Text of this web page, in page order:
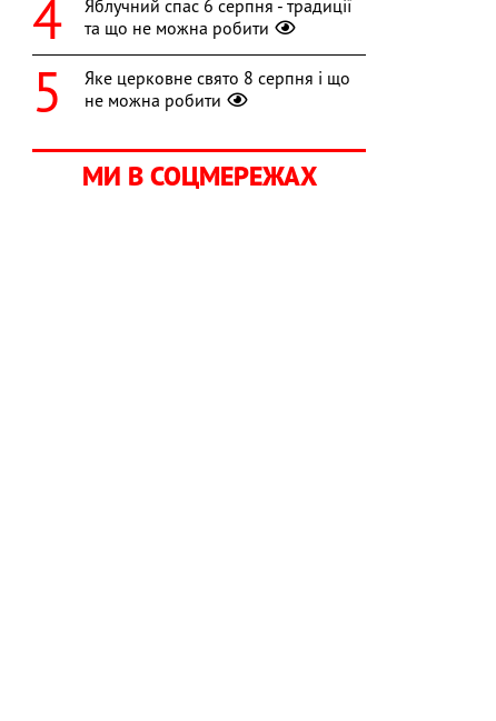
Яблучний спас 6 серпня - традиції
та що не можна робити
Яке церковне свято 8 серпня і що
не можна робити
МИ В СОЦМЕРЕЖАХ